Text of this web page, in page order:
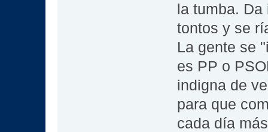
la tumba. Da
tontos y se
La gente se
es PP o
indigna de
para que
cada día